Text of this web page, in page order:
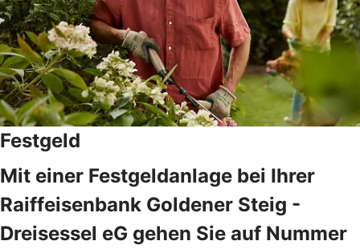
Festgeld
Mit einer Festgeldanlage bei Ihrer
Raiffeisenbank Goldener Steig -
Dreisessel eG gehen Sie auf Nummer